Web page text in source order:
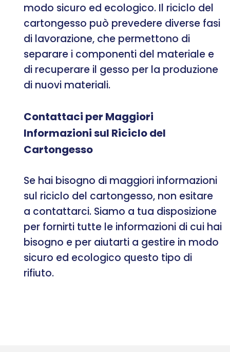
modo sicuro ed ecologico. Il riciclo del
cartongesso può prevedere diverse fasi
di lavorazione, che permettono di
separare i componenti del materiale e
di recuperare il gesso per la produzione
di nuovi materiali.
Contattaci per Maggiori
Informazioni sul Riciclo del
Cartongesso
Se hai bisogno di maggiori informazioni
sul riciclo del cartongesso, non esitare
a contattarci. Siamo a tua disposizione
per fornirti tutte le informazioni di cui hai
bisogno e per aiutarti a gestire in modo
sicuro ed ecologico questo tipo di
rifiuto.